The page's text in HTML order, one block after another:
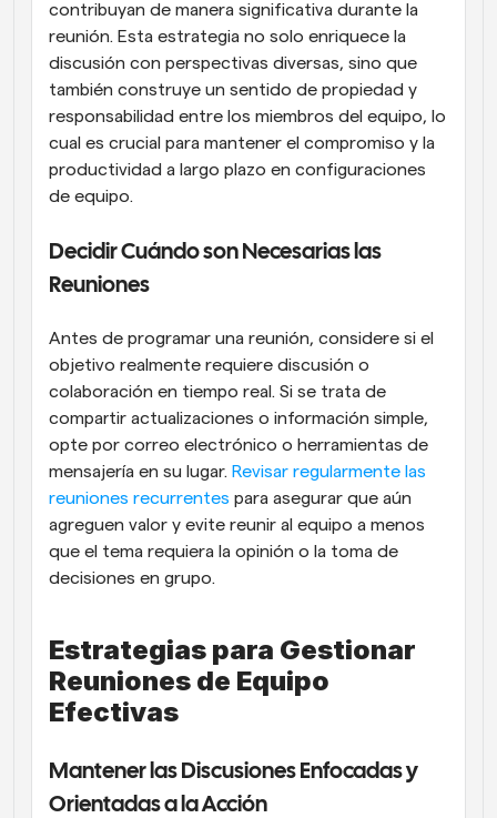
contribuyan de manera significativa durante la
reunión. Esta estrategia no solo enriquece la
discusión con perspectivas diversas, sino que
también construye un sentido de propiedad y
responsabilidad entre los miembros del equipo, lo
cual es crucial para mantener el compromiso y la
productividad a largo plazo en configuraciones
de equipo.
Decidir Cuándo son Necesarias las
Reuniones
Antes de programar una reunión, considere si el
objetivo realmente requiere discusión o
colaboración en tiempo real. Si se trata de
compartir actualizaciones o información simple,
opte por correo electrónico o herramientas de
mensajería en su lugar. Revisar regularmente las
reuniones recurrentes para asegurar que aún
agreguen valor y evite reunir al equipo a menos
que el tema requiera la opinión o la toma de
decisiones en grupo.
Estrategias para Gestionar
Reuniones de Equipo
Efectivas
Mantener las Discusiones Enfocadas y
Orientadas a la Acción